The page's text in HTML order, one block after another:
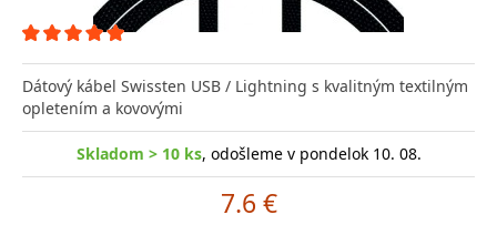
Dátový kábel Swissten USB / Lightning s kvalitným textilným
opletením a kovovými
Skladom > 10 ks, odošleme v pondelok 10. 08.
7.6 €